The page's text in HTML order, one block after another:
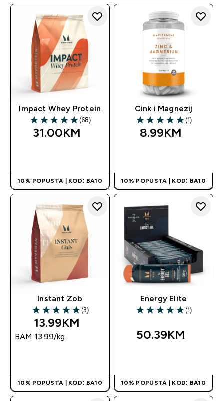
Impact Whey Protein
4.91 out of 5 stars
(68)
31.00KM‎
10% POPUSTA | KOD: BA10
Cink i Magnezij
5 out of 5 stars
(1)
8.99KM‎
10% POPUSTA | KOD: BA10
Instant Zob
5 out of 5 stars
(3)
13.99KM‎
BAM 13.99‎/kg
10% POPUSTA | KOD: BA10
Energy Elite
5 out of 5 stars
(1)
50.39KM‎
10% POPUSTA | KOD: BA10